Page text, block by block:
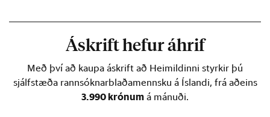
Áskrift hefur áhrif
Með því að kaupa áskrift að Heimildinni styrkir þú
sjálfstæða rannsóknarblaðamennsku á Íslandi, frá aðeins
3.990 krónum á mánuði.